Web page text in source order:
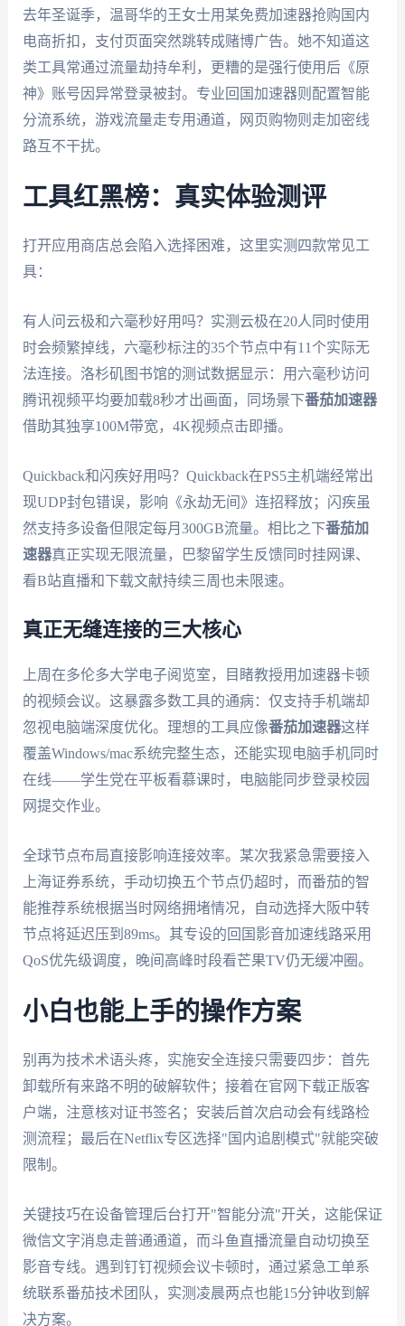
去年圣诞季，温哥华的王女士用某免费加速器抢购国内
电商折扣，支付页面突然跳转成赌博广告。她不知道这
类工具常通过流量劫持牟利，更糟的是强行使用后《原
神》账号因异常登录被封。专业回国加速器则配置智能
分流系统，游戏流量走专用通道，网页购物则走加密线
路互不干扰。
工具红黑榜：真实体验测评
打开应用商店总会陷入选择困难，这里实测四款常见工
具：
有人问云极和六毫秒好用吗？实测云极在20人同时使用
时会频繁掉线，六毫秒标注的35个节点中有11个实际无
法连接。洛杉矶图书馆的测试数据显示：用六毫秒访问
腾讯视频平均要加载8秒才出画面，同场景下番茄加速器
借助其独享100M带宽，4K视频点击即播。
Quickback和闪疾好用吗？Quickback在PS5主机端经常出
现UDP封包错误，影响《永劫无间》连招释放；闪疾虽
然支持多设备但限定每月300GB流量。相比之下番茄加
速器真正实现无限流量，巴黎留学生反馈同时挂网课、
看B站直播和下载文献持续三周也未限速。
真正无缝连接的三大核心
上周在多伦多大学电子阅览室，目睹教授用加速器卡顿
的视频会议。这暴露多数工具的通病：仅支持手机端却
忽视电脑端深度优化。理想的工具应像番茄加速器这样
覆盖Windows/mac系统完整生态，还能实现电脑手机同时
在线——学生党在平板看慕课时，电脑能同步登录校园
网提交作业。
全球节点布局直接影响连接效率。某次我紧急需要接入
上海证券系统，手动切换五个节点仍超时，而番茄的智
能推荐系统根据当时网络拥堵情况，自动选择大阪中转
节点将延迟压到89ms。其专设的回国影音加速线路采用
QoS优先级调度，晚间高峰时段看芒果TV仍无缓冲圈。
小白也能上手的操作方案
别再为技术术语头疼，实施安全连接只需要四步：首先
卸载所有来路不明的破解软件；接着在官网下载正版客
户端，注意核对证书签名；安装后首次启动会有线路检
测流程；最后在Netflix专区选择"国内追剧模式"就能突破
限制。
关键技巧在设备管理后台打开"智能分流"开关，这能保证
微信文字消息走普通通道，而斗鱼直播流量自动切换至
影音专线。遇到钉钉视频会议卡顿时，通过紧急工单系
统联系番茄技术团队，实测凌晨两点也能15分钟收到解
决方案。